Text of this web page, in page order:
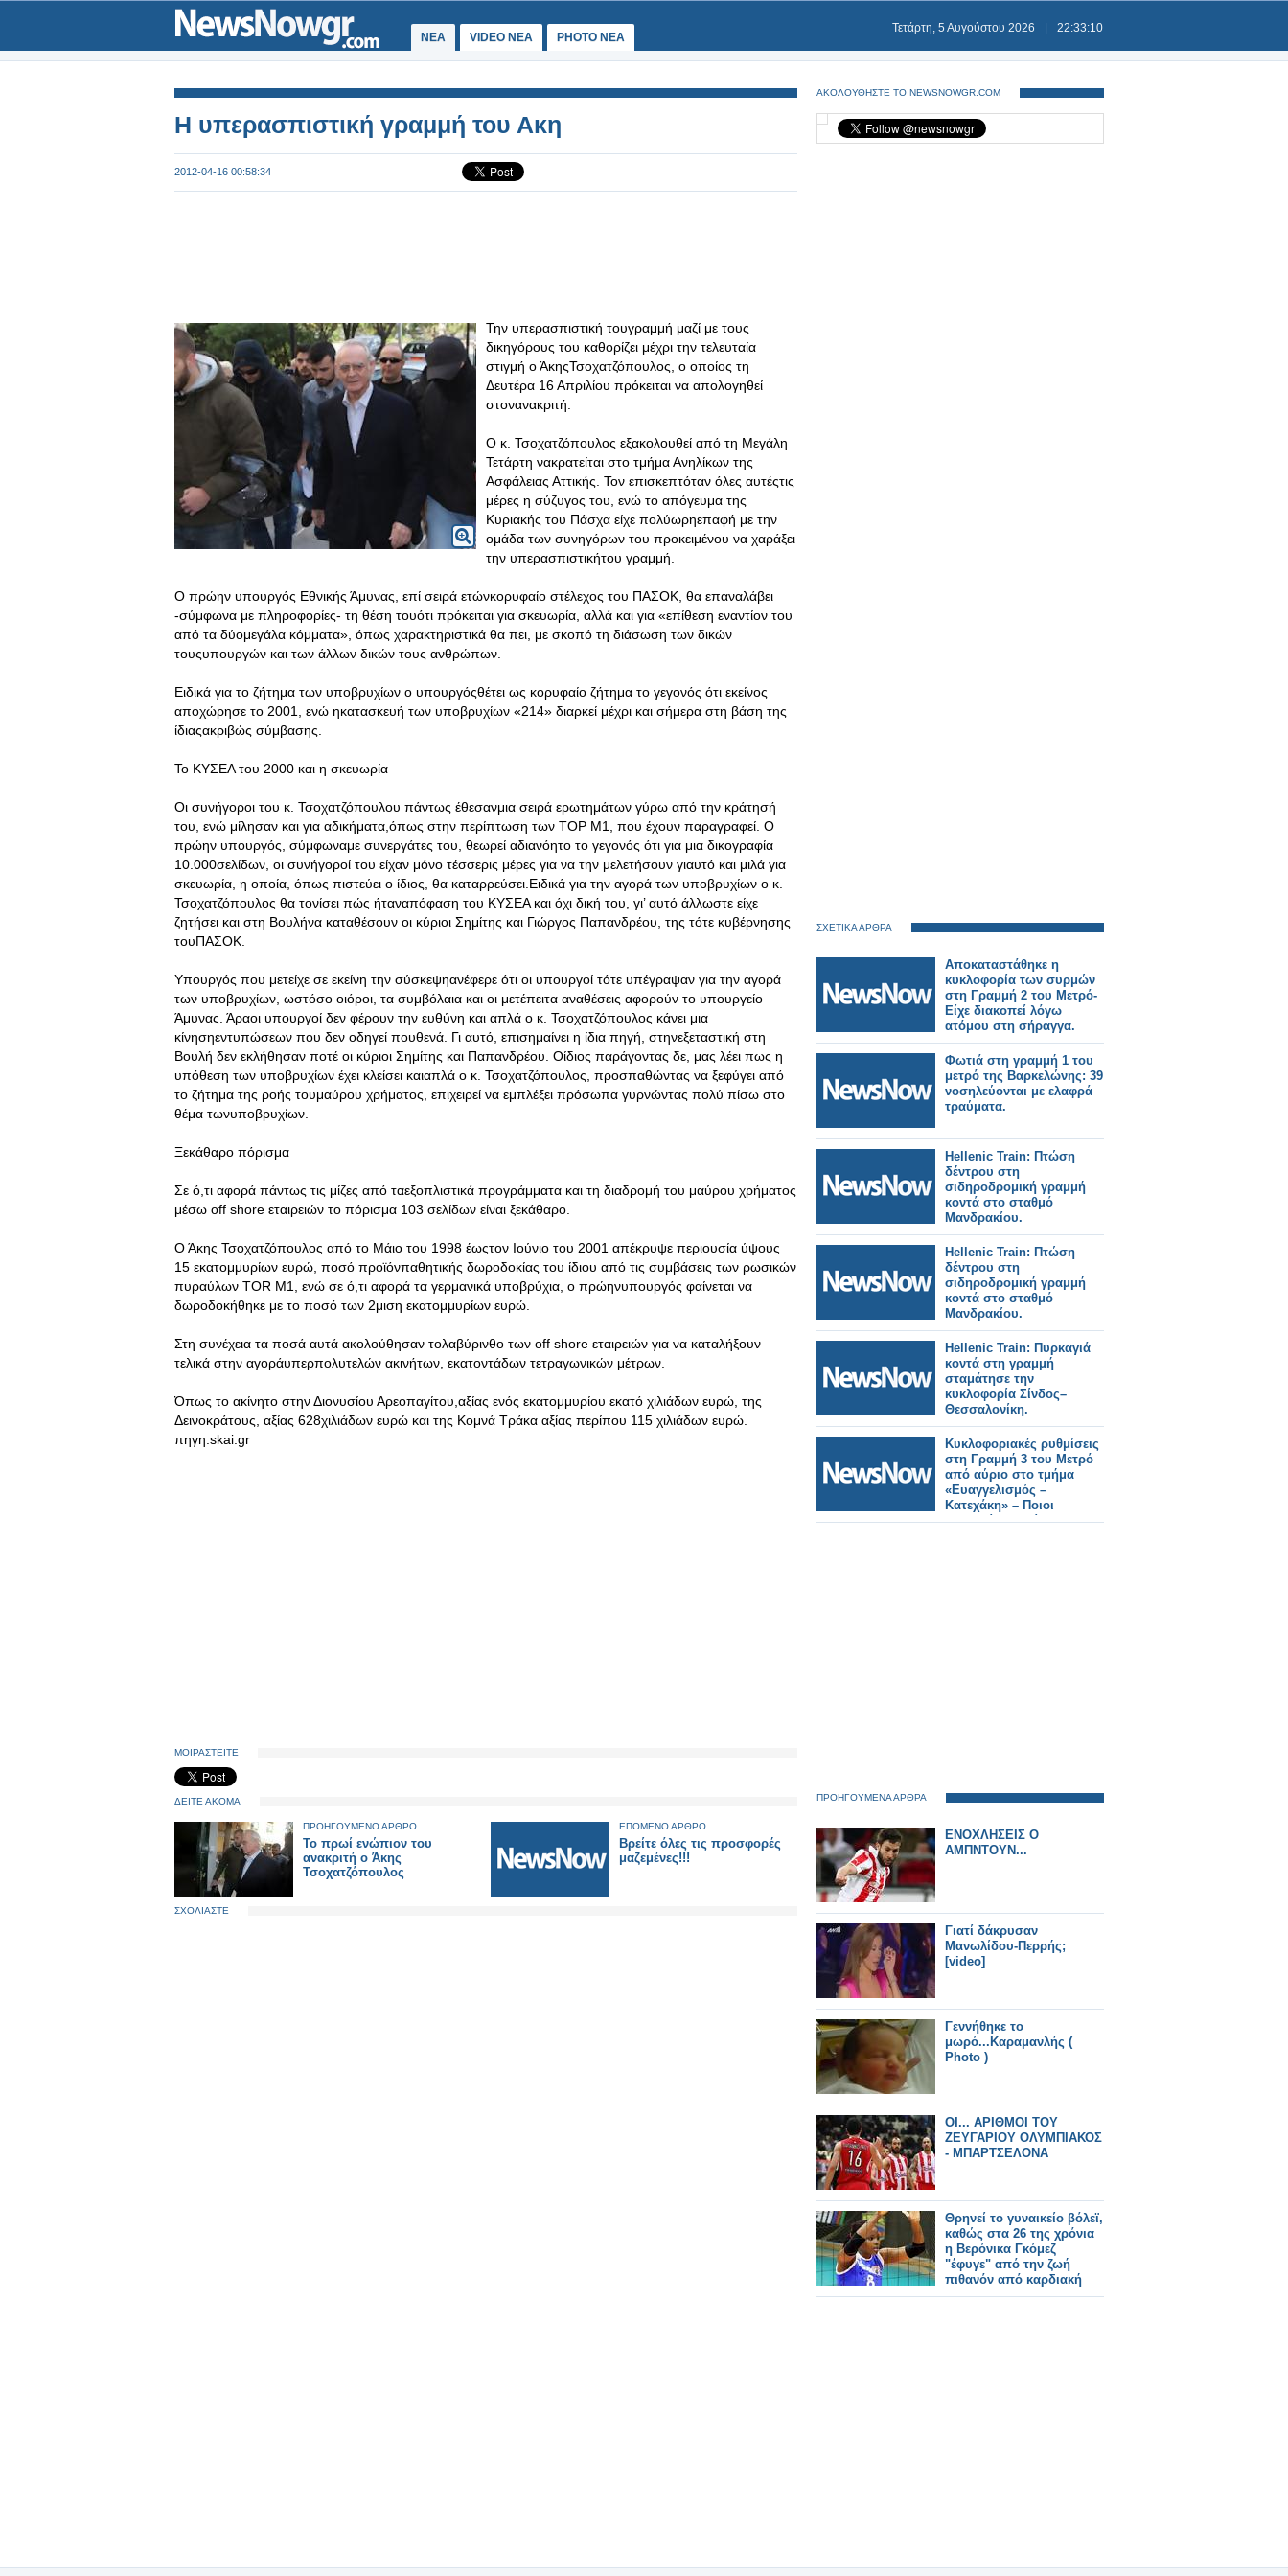
ΝΕΑ VIDEO NEA PHOTO NEA
Τετάρτη, 5 Αυγούστου 2026 22:33:10
Η υπερασπιστική γραμμή του Ακη
2012-04-16 00:58:34
Την υπερασπιστική τουγραμμή μαζί με τους
δικηγόρους του καθορίζει μέχρι την τελευταία
στιγμή ο ΆκηςΤσοχατζόπουλος, ο οποίος τη
Δευτέρα 16 Απριλίου πρόκειται να απολογηθεί
στονανακριτή.
O κ. Τσοχατζόπουλος εξακολουθεί από τη Μεγάλη
Τετάρτη νακρατείται στο τμήμα Ανηλίκων της
Ασφάλειας Αττικής. Τον επισκεπτόταν όλες αυτέςτις
μέρες η σύζυγος του, ενώ το απόγευμα της
Κυριακής του Πάσχα είχε πολύωρηεπαφή με την
ομάδα των συνηγόρων του προκειμένου να χαράξει
την υπερασπιστικήτου γραμμή.
Ο πρώην υπουργός Εθνικής Άμυνας, επί σειρά ετώνκορυφαίο στέλεχος του ΠΑΣΟΚ, θα επαναλάβει
-σύμφωνα με πληροφορίες- τη θέση τουότι πρόκειται για σκευωρία, αλλά και για «επίθεση εναντίον του
από τα δύομεγάλα κόμματα», όπως χαρακτηριστικά θα πει, με σκοπό τη διάσωση των δικών
τουςυπουργών και των άλλων δικών τους ανθρώπων.
Ειδικά για το ζήτημα των υποβρυχίων ο υπουργόςθέτει ως κορυφαίο ζήτημα το γεγονός ότι εκείνος
αποχώρησε το 2001, ενώ ηκατασκευή των υποβρυχίων «214» διαρκεί μέχρι και σήμερα στη βάση της
ίδιαςακριβώς σύμβασης.
Το ΚΥΣΕΑ του 2000 και η σκευωρία
Οι συνήγοροι του κ. Τσοχατζόπουλου πάντως έθεσανμια σειρά ερωτημάτων γύρω από την κράτησή
του, ενώ μίλησαν και για αδικήματα,όπως στην περίπτωση των ΤΟΡ Μ1, που έχουν παραγραφεί. Ο
πρώην υπουργός, σύμφωναμε συνεργάτες του, θεωρεί αδιανόητο το γεγονός ότι για μια δικογραφία
10.000σελίδων, οι συνήγοροί του είχαν μόνο τέσσερις μέρες για να την μελετήσουν γιαυτό και μιλά για
σκευωρία, η οποία, όπως πιστεύει ο ίδιος, θα καταρρεύσει.Ειδικά για την αγορά των υποβρυχίων ο κ.
Τσοχατζόπουλος θα τονίσει πώς ήταναπόφαση του ΚΥΣΕΑ και όχι δική του, γι’ αυτό άλλωστε είχε
ζητήσει και στη Βουλήνα καταθέσουν οι κύριοι Σημίτης και Γιώργος Παπανδρέου, της τότε κυβέρνησης
τουΠΑΣΟΚ.
Υπουργός που μετείχε σε εκείνη την σύσκεψηανέφερε ότι οι υπουργοί τότε υπέγραψαν για την αγορά
των υποβρυχίων, ωστόσο οιόροι, τα συμβόλαια και οι μετέπειτα αναθέσεις αφορούν το υπουργείο
Άμυνας. Άραοι υπουργοί δεν φέρουν την ευθύνη και απλά ο κ. Τσοχατζόπουλος κάνει μια
κίνησηεντυπώσεων που δεν οδηγεί πουθενά. Γι αυτό, επισημαίνει η ίδια πηγή, στηνεξεταστική στη
Βουλή δεν εκλήθησαν ποτέ οι κύριοι Σημίτης και Παπανδρέου. Οίδιος παράγοντας δε, μας λέει πως η
υπόθεση των υποβρυχίων έχει κλείσει καιαπλά ο κ. Τσοχατζόπουλος, προσπαθώντας να ξεφύγει από
το ζήτημα της ροής τουμαύρου χρήματος, επιχειρεί να εμπλέξει πρόσωπα γυρνώντας πολύ πίσω στο
θέμα τωνυποβρυχίων.
Ξεκάθαρο πόρισμα
Σε ό,τι αφορά πάντως τις μίζες από ταεξοπλιστικά προγράμματα και τη διαδρομή του μαύρου χρήματος
μέσω off shore εταιρειών το πόρισμα 103 σελίδων είναι ξεκάθαρο.
Ο Άκης Τσοχατζόπουλος από το Μάιο του 1998 έωςτον Ιούνιο του 2001 απέκρυψε περιουσία ύψους
15 εκατομμυρίων ευρώ, ποσό προϊόνπαθητικής δωροδοκίας του ίδιου από τις συμβάσεις των ρωσικών
πυραύλων TOR M1, ενώ σε ό,τι αφορά τα γερμανικά υποβρύχια, ο πρώηνυπουργός φαίνεται να
δωροδοκήθηκε με το ποσό των 2μιση εκατομμυρίων ευρώ.
Στη συνέχεια τα ποσά αυτά ακολούθησαν τολαβύρινθο των off shore εταιρειών για να καταλήξουν
τελικά στην αγοράυπερπολυτελών ακινήτων, εκατοντάδων τετραγωνικών μέτρων.
Όπως το ακίνητο στην Διονυσίου Αρεοπαγίτου,αξίας ενός εκατομμυρίου εκατό χιλιάδων ευρώ, της
Δεινοκράτους, αξίας 628χιλιάδων ευρώ και της Κομνά Τράκα αξίας περίπου 115 χιλιάδων ευρώ.
πηγη:skai.gr
ΜΟΙΡΑΣΤΕΙΤΕ
ΔΕΙΤΕ ΑΚΟΜΑ
ΠΡΟΗΓΟΥΜΕΝΟ ΑΡΘΡΟ
Το πρωί ενώπιον του
ανακριτή ο Άκης
Τσοχατζόπουλος
ΕΠΟΜΕΝΟ ΑΡΘΡΟ
Βρείτε όλες τις προσφορές
μαζεμένες!!!
ΣΧΟΛΙΑΣΤΕ
ΑΚΟΛΟΥΘΗΣΤΕ ΤΟ NEWSNOWGR.COM
ΣΧΕΤΙΚΑ ΑΡΘΡΑ
Αποκαταστάθηκε η
κυκλοφορία των συρμών
στη Γραμμή 2 του Μετρό-
Είχε διακοπεί λόγω
ατόμου στη σήραγγα.
Φωτιά στη γραμμή 1 του
μετρό της Βαρκελώνης: 39
νοσηλεύονται με ελαφρά
τραύματα.
Hellenic Train: Πτώση
δέντρου στη
σιδηροδρομική γραμμή
κοντά στο σταθμό
Μανδρακίου.
Hellenic Train: Πτώση
δέντρου στη
σιδηροδρομική γραμμή
κοντά στο σταθμό
Μανδρακίου.
Hellenic Train: Πυρκαγιά
κοντά στη γραμμή
σταμάτησε την
κυκλοφορία Σίνδος–
Θεσσαλονίκη.
Κυκλοφοριακές ρυθμίσεις
στη Γραμμή 3 του Μετρό
από αύριο στο τμήμα
«Ευαγγελισμός –
Κατεχάκη» – Ποιοι
σταθμοί θα κλείνουν στις
ΠΡΟΗΓΟΥΜΕΝΑ ΑΡΘΡΑ
ΕΝΟΧΛΗΣΕΙΣ Ο
ΑΜΠΝΤΟΥΝ...
Γιατί δάκρυσαν
Μανωλίδου-Περρής;
[video]
Γεννήθηκε το
μωρό...Καραμανλής (
Photo )
ΟΙ... ΑΡΙΘΜΟΙ ΤΟΥ
ΖΕΥΓΑΡΙΟΥ ΟΛΥΜΠΙΑΚΟΣ
- ΜΠΑΡΤΣΕΛΟΝΑ
Θρηνεί το γυναικείο βόλεϊ,
καθώς στα 26 της χρόνια
η Βερόνικα Γκόμεζ
"έφυγε" από την ζωή
πιθανόν από καρδιακή
ανακοπή